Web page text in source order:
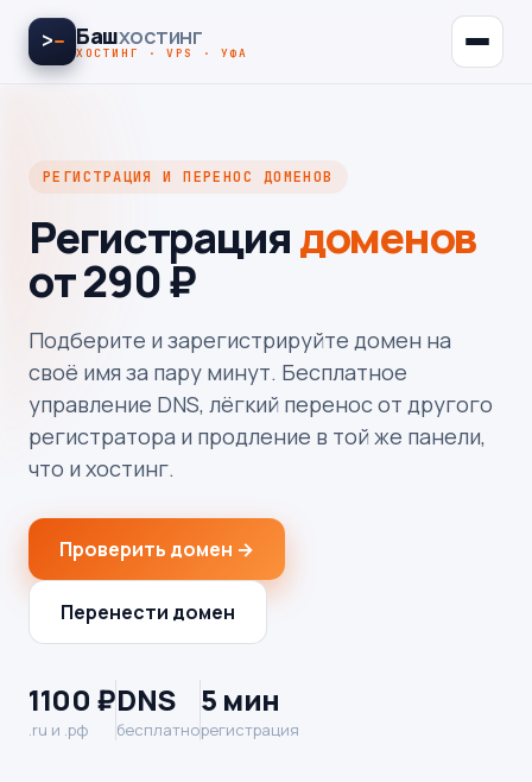
> Башхостинг
ХОСТИНГ · VPS · УФА
РЕГИСТРАЦИЯ И ПЕРЕНОС ДОМЕНОВ
Регистрациядоменов
от 290 ₽
Подберите и зарегистрируйте домен на
своё имя за пару минут. Бесплатное
управление DNS, лёгкий перенос от другого
регистратора и продление в той же панели,
что и хостинг.
Проверить домен →
Перенести домен
1100 ₽
.ru и .рф
DNS
бесплатно
5 мин
регистрация